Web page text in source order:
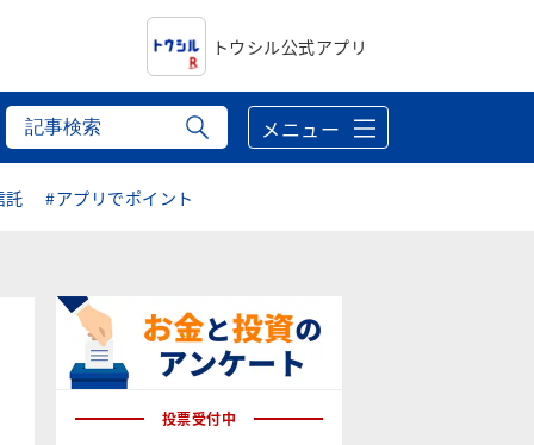
トウシル公式アプリ
メニュー
託 #アプリでポイント
投票受付中